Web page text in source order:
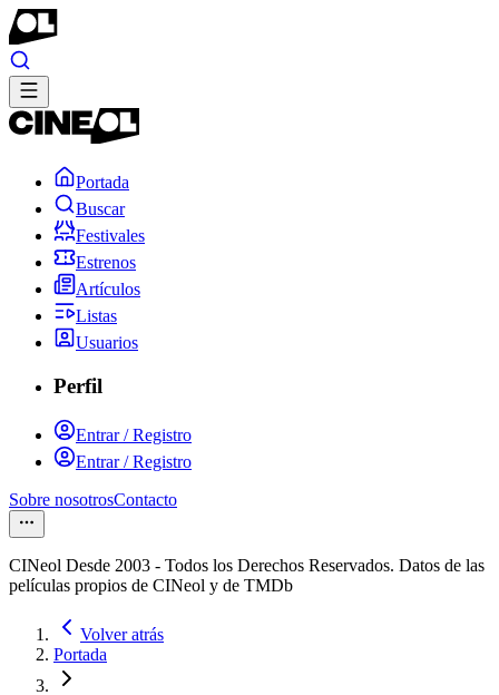
Portada
Buscar
Festivales
Estrenos
Artículos
Listas
Usuarios
Perfil
Entrar / Registro
Entrar / Registro
Sobre nosotrosContacto
CINeol Desde 2003 - Todos los Derechos Reservados. Datos de las
películas propios de CINeol y de TMDb
Volver atrás
Portada